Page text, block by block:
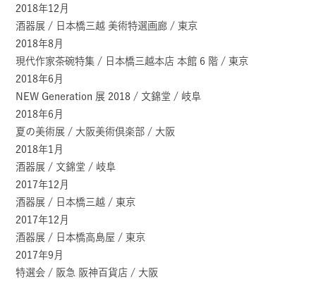
2018年12月
酒器展 / 日本橋三越 美術特選画廊 / 東京
2018年8月
現代作家茶碗特集 / 日本橋三越本店 本館 6 階 / 東京
2018年6月
NEW Generation 展 2018 / 文錦堂 / 岐阜
2018年6月
夏の美術展 / 大阪美術倶楽部 / 大阪
2018年1月
酒器展 / 文錦堂 / 岐阜
2017年12月
酒器展 / 日本橋三越 / 東京
2017年12月
酒器展 / 日本橋高島屋 / 東京
2017年9月
特選会 / 阪急 阪神百貨店 / 大阪